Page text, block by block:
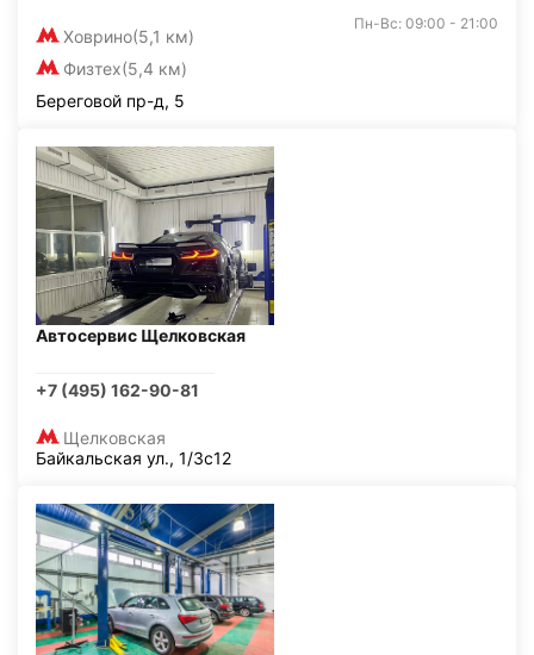
Ховрино(5,1 км)
Физтех(5,4 км)
Пн-Вс: 09:00 - 21:00
Береговой пр-д, 5
Автосервис Щелковская
+7 (495) 162-90-81
Щелковская
Байкальская ул., 1/3с12